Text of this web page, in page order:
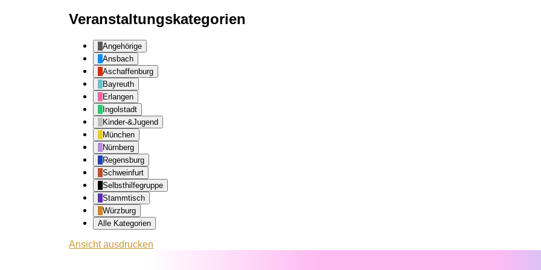
Veranstaltungskategorien
Angehörige
Ansbach
Aschaffenburg
Bayreuth
Erlangen
Ingolstadt
Kinder-&Jugend
München
Nürnberg
Regensburg
Schweinfurt
Selbsthilfegruppe
Stammtisch
Würzburg
Alle Kategorien
Ansichtausdrucken